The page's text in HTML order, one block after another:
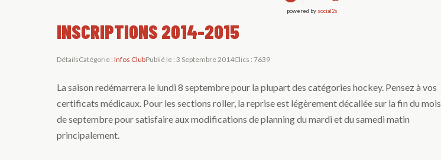
powered by social2s
INSCRIPTIONS 2014-2015
DétailsCatégorie : Infos ClubPublié le : 3 Septembre 2014Clics : 7639
La saison redémarrera le lundi 8 septembre pour la plupart des catégories hockey. Pensez à vos
certificats médicaux. Pour les sections roller, la reprise est légèrement décallée sur la fin du mois
de septembre pour satisfaire aux modifications de planning du mardi et du samedi matin
principalement.